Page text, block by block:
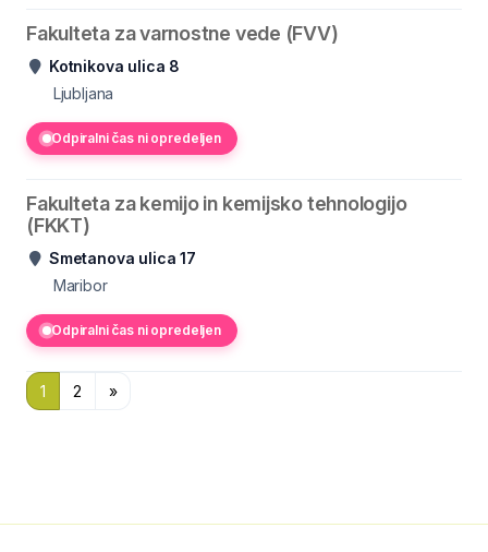
Fakulteta za varnostne vede (FVV)
Kotnikova ulica 8
Ljubljana
Odpiralni čas ni opredeljen
Fakulteta za kemijo in kemijsko tehnologijo
(FKKT)
Smetanova ulica 17
Maribor
Odpiralni čas ni opredeljen
1 2 »